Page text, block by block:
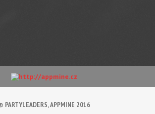
PARTYLEADERS, APPMINE 2016